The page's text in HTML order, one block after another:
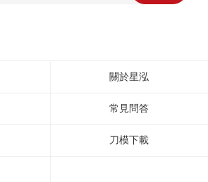
關於星泓
常見問答
刀模下載